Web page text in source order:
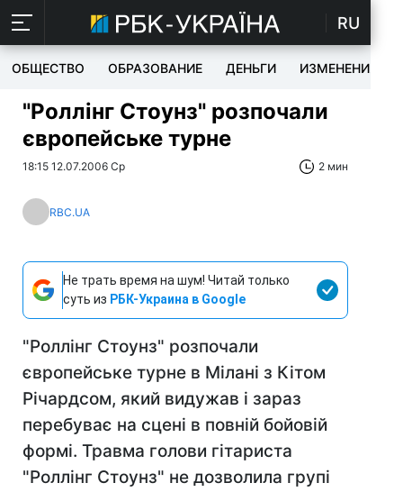
RU
ОБЩЕСТВО ОБРАЗОВАНИЕ ДЕНЬГИ ИЗМЕНЕНИЯ
"Роллінг Стоунз" розпочали
європейське турне
18:15 12.07.2006 Ср 2 мин
RBC.UA
Не трать время на шум! Читай только
суть из РБК-Украина в Google
"Роллінг Стоунз" розпочали
європейське турне в Мілані з Кітом
Річардсом, який видужав і зараз
перебуває на сцені в повній бойовій
формі. Травма голови гітариста
"Роллінг Стоунз" не дозволила групі